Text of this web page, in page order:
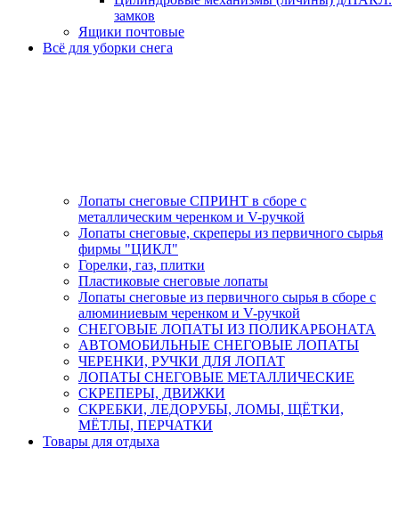
замков
Ящики почтовые
Всё для уборки снега
Лопаты снеговые СПРИНТ в сборе с
металлическим черенком и V-ручкой
Лопаты снеговые, скреперы из первичного сырья
фирмы "ЦИКЛ"
Горелки, газ, плитки
Пластиковые снеговые лопаты
Лопаты снеговые из первичного сырья в сборе с
алюминиевым черенком и V-ручкой
СНЕГОВЫЕ ЛОПАТЫ ИЗ ПОЛИКАРБОНАТА
АВТОМОБИЛЬНЫЕ СНЕГОВЫЕ ЛОПАТЫ
ЧЕРЕНКИ, РУЧКИ ДЛЯ ЛОПАТ
ЛОПАТЫ СНЕГОВЫЕ МЕТАЛЛИЧЕСКИЕ
СКРЕПЕРЫ, ДВИЖКИ
СКРЕБКИ, ЛЕДОРУБЫ, ЛОМЫ, ЩЁТКИ,
МЁТЛЫ, ПЕРЧАТКИ
Товары для отдыха